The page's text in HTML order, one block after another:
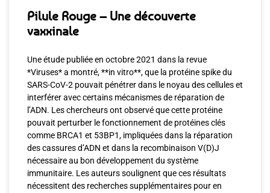
Pilule Rouge – Une découverte
vaxxinale
Une étude publiée en octobre 2021 dans la revue
*Viruses* a montré, **in vitro**, que la protéine spike du
SARS-CoV-2 pouvait pénétrer dans le noyau des cellules et
interférer avec certains mécanismes de réparation de
l’ADN. Les chercheurs ont observé que cette protéine
pouvait perturber le fonctionnement de protéines clés
comme BRCA1 et 53BP1, impliquées dans la réparation
des cassures d’ADN et dans la recombinaison V(D)J
nécessaire au bon développement du système
immunitaire. Les auteurs soulignent que ces résultats
nécessitent des recherches supplémentaires pour en